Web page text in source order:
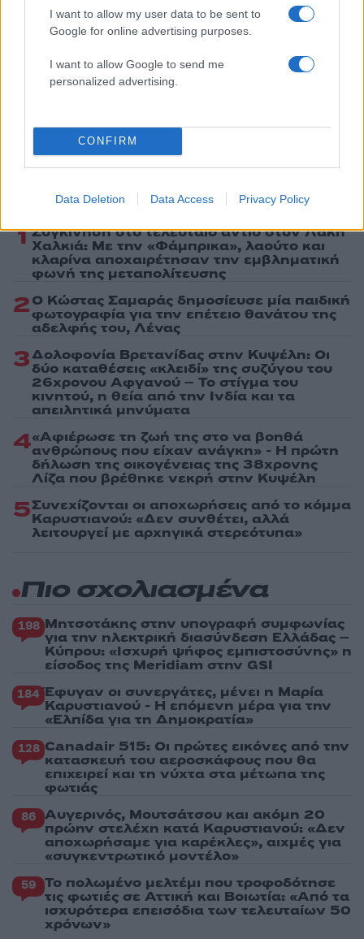
I want to allow my user data to be sent to
Google for online advertising purposes.
I want to allow Google to send me
personalized advertising.
CONFIRM
Data Deletion Data Access Privacy Policy
Share:
Ακολουθήστε το Νewsit.gr στοGoogle News
ενημερωθείτε πρώτοι για όλη την ειδησεογραφία και τα
τελευταία νέα
Πιο δημοφιλή
1 Συγκίνηση στο τελευταίο αντίο στον Λάκη
Χαλκιά: Με την «Φάμπρικα», λαούτο και
κλαρίνα αποχαιρέτησαν την εμβληματική
φωνή της μεταπολίτευσης
2Ο Κώστας Σαμαράς δημοσίευσε μία παιδική
φωτογραφία για την επέτειο θανάτου της
αδελφής του, Λένας
3Δολοφονία Βρετανίδας στην Κυψέλη: Οι
δύο καταθέσεις «κλειδί» της συζύγου του
26χρονου Αφγανού – Το στίγμα του
κινητού, η θεία από την Ινδία και τα
απειλητικά μηνύματα
4«Αφιέρωσε τη ζωή της στο να βοηθά
ανθρώπους που είχαν ανάγκη» - Η πρώτη
δήλωση της οικογένειας της 38χρονης
Λίζα που βρέθηκε νεκρή στην Κυψέλη
5Συνεχίζονται οι αποχωρήσεις από το κόμμα
Καρυστιανού: «Δεν συνθέτει, αλλά
λειτουργεί με αρχηγικά στερεότυπα»
Πιο σχολιασμένα
198 Μητσοτάκης στην υπογραφή συμφωνίας
για την ηλεκτρική διασύνδεση Ελλάδας –
Κύπρου: «Ισχυρή ψήφος εμπιστοσύνης» η
είσοδος της Meridiam στην GSI
184 Έφυγαν οι συνεργάτες, μένει η Μαρία
Καρυστιανού - Η επόμενη μέρα για την
«Ελπίδα για τη Δημοκρατία»
128 Canadair 515: Οι πρώτες εικόνες από την
κατασκευή του αεροσκάφους που θα
επιχειρεί και τη νύχτα στα μέτωπα της
φωτιάς
86 Αυγερινός, Μουτσάτσου και ακόμη 20
πρώην στελέχη κατά Καρυστιανού: «Δεν
αποχωρήσαμε για καρέκλες», αιχμές για
«συγκεντρωτικό μοντέλο»
59 Το πολωμένο μελτέμι που τροφοδότησε
τις φωτιές σε Αττική και Βοιωτία: «Από τα
ισχυρότερα επεισόδια των τελευταίων 50
χρόνων»